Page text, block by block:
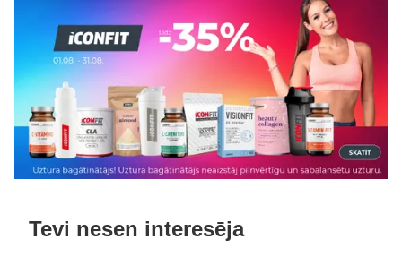
Tevi nesen interesēja